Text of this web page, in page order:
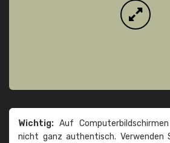
Wichtig: Auf
nicht ganz authentisch. Verwenden